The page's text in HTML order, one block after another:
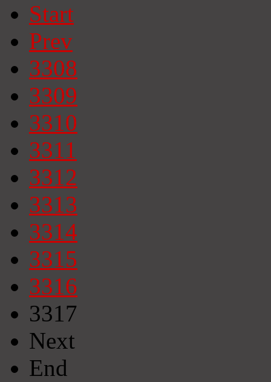
Start
Prev
3308
3309
3310
3311
3312
3313
3314
3315
3316
3317
Next
End